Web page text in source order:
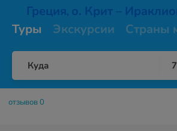
Греция, о. Крит –
Туры
Экскурсии Страны
Куда 7
отзывов 0